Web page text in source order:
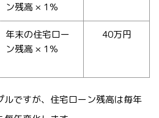
ン残高 × 1％
年末の住宅ロー
ン残高 × 1％
40万円
ですが、住宅ローン残高は毎年